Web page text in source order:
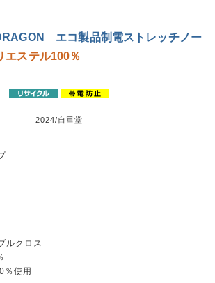
エコ製品制電ストレッチノー
エステル100％
2024/自重堂
ルクロス
％使用